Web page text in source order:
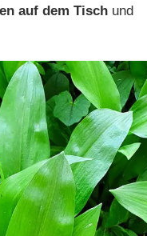
auf dem Tisch und